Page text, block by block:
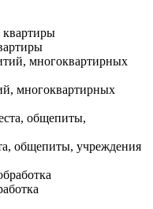
многоквартирных
общепиты, учреждения